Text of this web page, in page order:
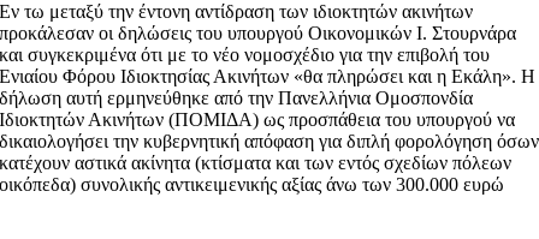
Εν τω μεταξύ την έντονη αντίδραση των ιδιοκτητών ακινήτων
προκάλεσαν οι δηλώσεις του υπουργού Οικονομικών Ι. Στουρνάρα
και συγκεκριμένα ότι με το νέο νομοσχέδιο για την επιβολή του
Ενιαίου Φόρου Ιδιοκτησίας Ακινήτων «θα πληρώσει και η Εκάλη». Η
δήλωση αυτή ερμηνεύθηκε από την Πανελλήνια Ομοσπονδία
Ιδιοκτητών Ακινήτων (ΠΟΜΙΔΑ) ως προσπάθεια του υπουργού να
δικαιολογήσει την κυβερνητική απόφαση για διπλή φορολόγηση όσων
κατέχουν αστικά ακίνητα (κτίσματα και των εντός σχεδίων πόλεων
οικόπεδα) συνολικής αντικειμενικής αξίας άνω των 300.000 ευρώ